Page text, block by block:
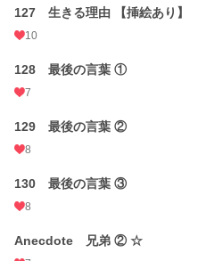
127 生きる理由 【挿絵あり】
10
128 最後の言葉 ①
7
129 最後の言葉 ②
8
130 最後の言葉 ③
8
Anecdote 兄弟 ② ☆